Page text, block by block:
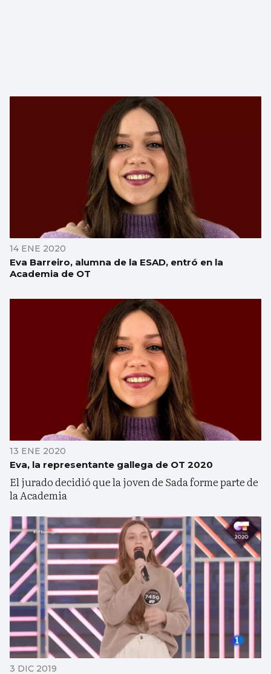
14 ENE 2020
Eva Barreiro, alumna de la ESAD, entró en la
Academia de OT
13 ENE 2020
Eva, la representante gallega de OT 2020
El jurado decidió que la joven de Sada forme parte de
la Academia
3 DIC 2019